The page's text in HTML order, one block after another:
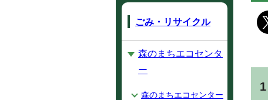
ごみ・リサイクル
森のまちエコセンタ
ー
森のまちエコセンター